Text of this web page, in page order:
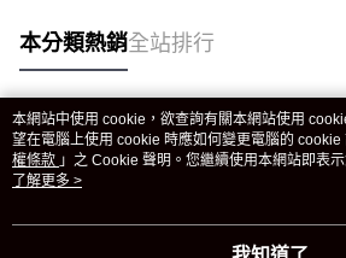
本分類熱銷全站排行
熱門標籤
本網站中使用 cookie，欲查詢有關本網站使用
望在電腦上使用 cookie 時應如何變更電腦的 cookie
權條款 」之 Cookie 聲明。您繼續使用本網站即表
用條款之 Cookie 聲明使用 cookie。
了解更多 >